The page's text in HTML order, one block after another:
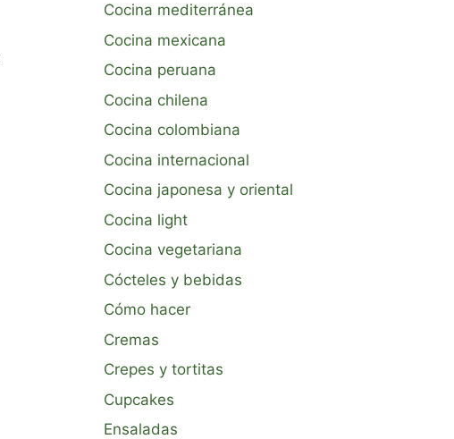
Cocina mediterránea
Cocina mexicana
Cocina peruana
Cocina chilena
Cocina colombiana
Cocina internacional
Cocina japonesa y oriental
Cocina light
Cocina vegetariana
Cócteles y bebidas
Cómo hacer
Cremas
Crepes y tortitas
Cupcakes
Ensaladas